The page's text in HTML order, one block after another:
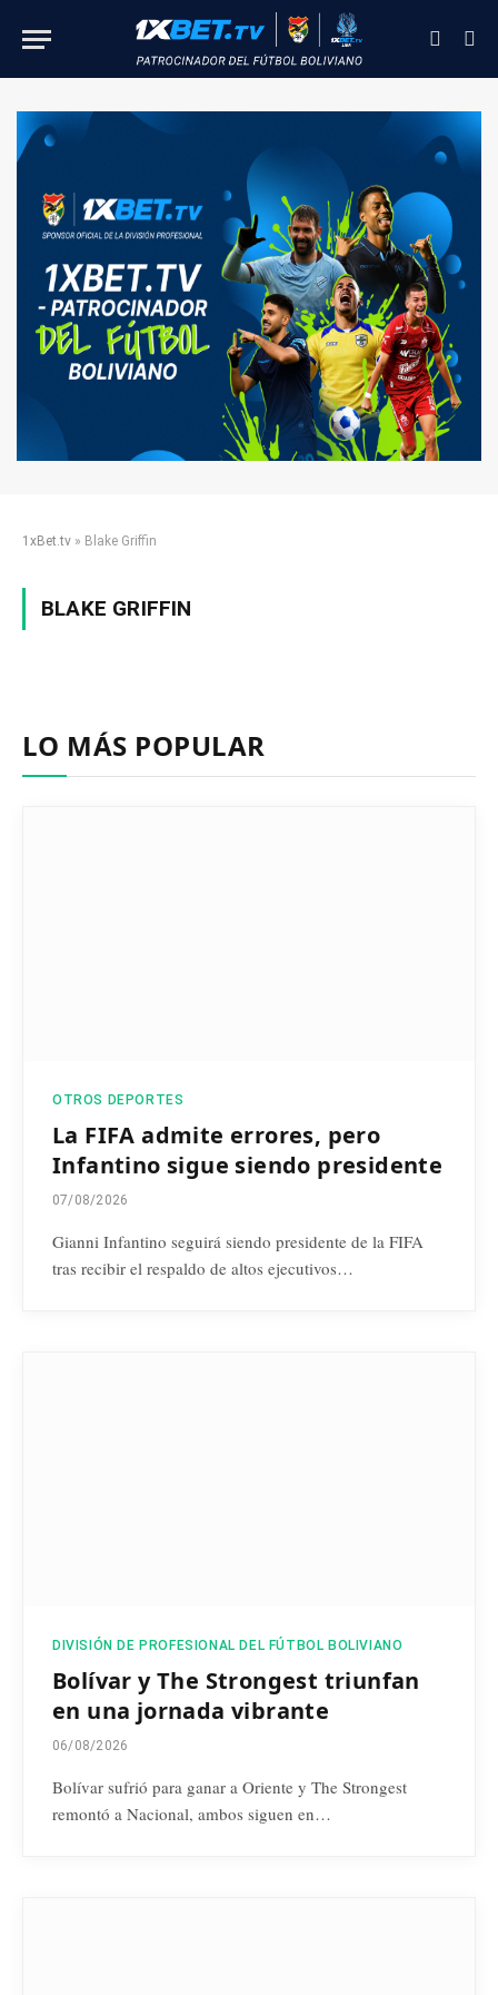
1xBet.tv » Blake Griffin
BLAKE GRIFFIN
LO MÁS POPULAR
OTROS DEPORTES
La FIFA admite errores, pero
Infantino sigue siendo presidente
07/08/2026
Gianni Infantino seguirá siendo presidente de la FIFA
tras recibir el respaldo de altos ejecutivos…
DIVISIÓN DE PROFESIONAL DEL FÚTBOL BOLIVIANO
Bolívar y The Strongest triunfan
en una jornada vibrante
06/08/2026
Bolívar sufrió para ganar a Oriente y The Strongest
remontó a Nacional, ambos siguen en…